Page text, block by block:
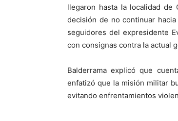
llegaron hasta la localidad de
decisión de no continuar
seguidores del expresidente
con consignas contra la actual
Balderrama explicó que
enfatizó que la misión militar
evitando enfrentamientos